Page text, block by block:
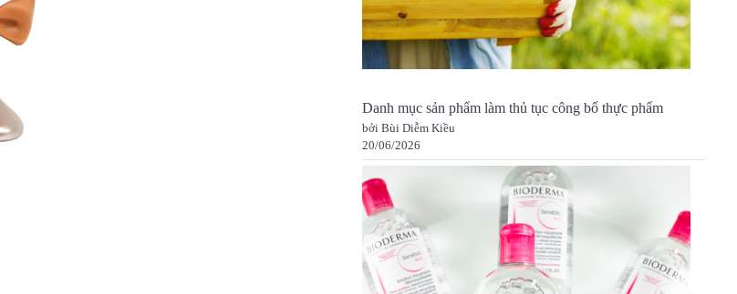
Danh mục sản phẩm làm thủ tục công bố thực phẩm
bởi Bùi Diễm Kiều
20/06/2026